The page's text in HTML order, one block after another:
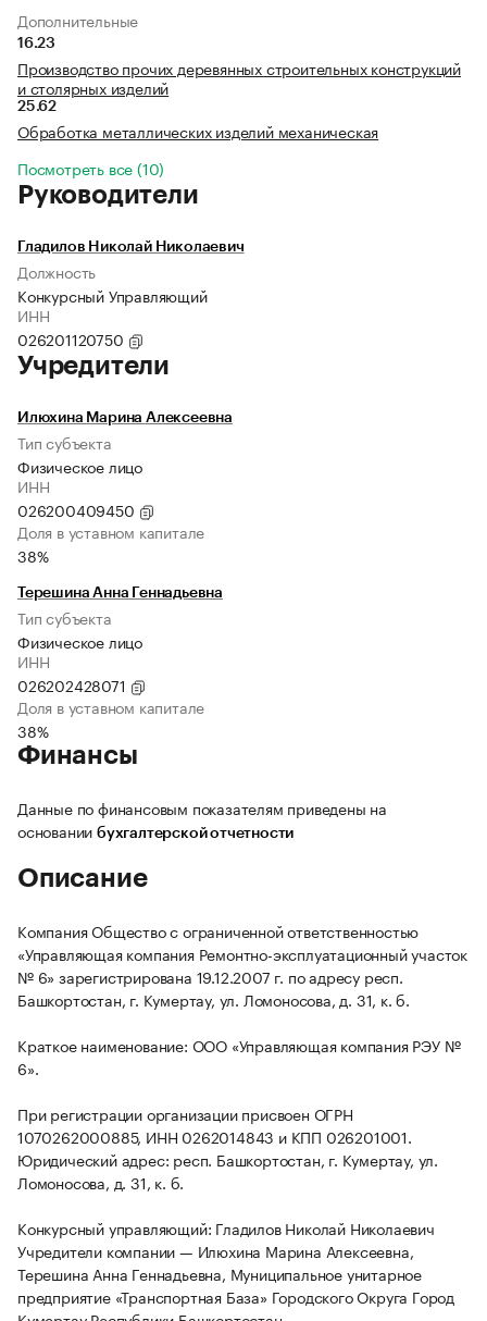
Дополнительные
16.23
Производство прочих деревянных строительных конструкций
и столярных изделий
25.62
Обработка металлических изделий механическая
Посмотреть все (10)
Руководители
Гладилов Николай Николаевич
Должность
Конкурсный Управляющий
ИНН
026201120750
Учредители
Илюхина Марина Алексеевна
Тип субъекта
Физическое лицо
ИНН
026200409450
Доля в уставном капитале
38%
Терешина Анна Геннадьевна
Тип субъекта
Физическое лицо
ИНН
026202428071
Доля в уставном капитале
38%
Финансы
Данные по финансовым показателям приведены на
основании бухгалтерской отчетности
Описание
Компания Общество с ограниченной ответственностью
«Управляющая компания Ремонтно-эксплуатационный участок
№ 6» зарегистрирована 19.12.2007 г. по адресу респ.
Башкортостан, г. Кумертау, ул. Ломоносова, д. 31, к. б.
Краткое наименование: ООО «Управляющая компания РЭУ №
6».
При регистрации организации присвоен ОГРН
1070262000885, ИНН 0262014843 и КПП 026201001.
Юридический адрес: респ. Башкортостан, г. Кумертау, ул.
Ломоносова, д. 31, к. б.
Конкурсный управляющий: Гладилов Николай Николаевич
Учредители компании — Илюхина Марина Алексеевна,
Терешина Анна Геннадьевна, Муниципальное унитарное
предприятие «Транспортная База» Городского Округа Город